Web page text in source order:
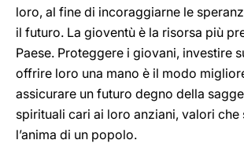
loro, al fine di incoraggiarne le
il futuro. La gioventù è la risorsa più
Paese. Proteggere i giovani, investire
offrire loro una mano è il modo
assicurare un futuro degno della
spirituali cari ai loro anziani, valori che
l’anima di un popolo.